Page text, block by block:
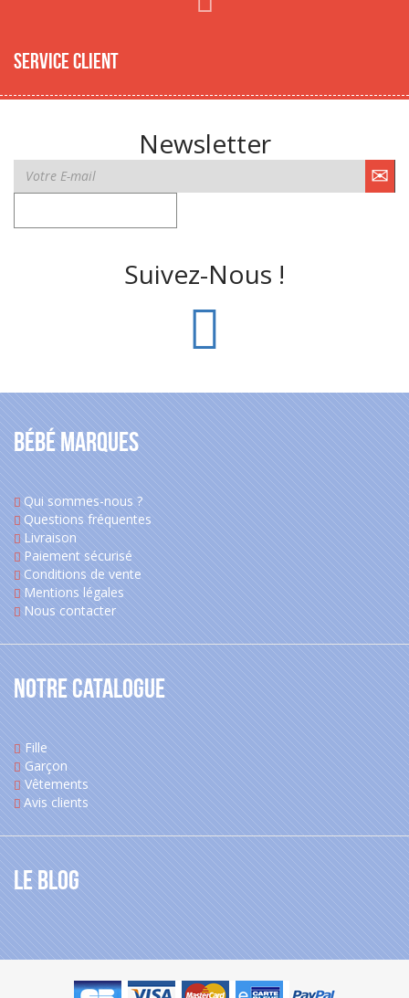
Service client
Newsletter
Suivez-Nous !
Bébé Marques
Qui sommes-nous ?
Questions fréquentes
Livraison
Paiement sécurisé
Conditions de vente
Mentions légales
Nous contacter
Notre catalogue
Fille
Garçon
Vêtements
Avis clients
Le blog